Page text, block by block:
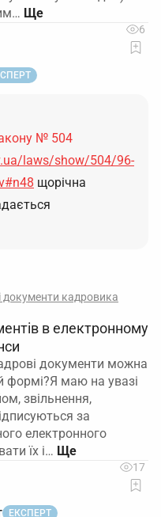
6
№ 504
laws/show/504/96-
щорічна
документи кадровика
в електронному
документи можна
формі?Я маю на увазі
звільнення,
за
електронного
їх і…
17
ЕКСПЕРТ